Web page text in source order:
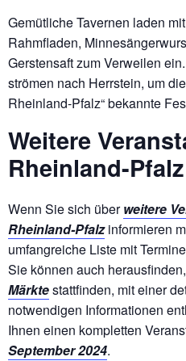
Gemütliche Tavernen laden
Rahmfladen,
Gerstensaft zum Verweilen
strömen nach Herrstein, um
Rheinland-Pfalz“ bekannte
Weitere
Rheinland-Pfalz
Wenn Sie sich überweitere
Rheinland-Pfalzinformieren
umfangreiche Liste mit
Sie können auch
Märktestattfinden, mit einer
notwendigen Informationen
Ihnen einen kompletten
September 2024.